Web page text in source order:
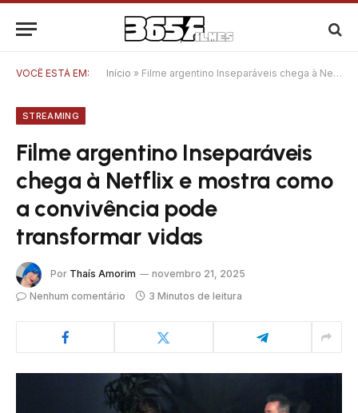
VOCÊ ESTÁ EM: Início » Filme argentino Inseparáveis chega à Netflix e mostra como a convivência pode transformar vidas
STREAMING
Filme argentino Inseparáveis
chega à Netflix e mostra como
a convivência pode
transformar vidas
Por Thaís Amorim
novembro 21, 2025
Nenhum comentário
3 Minutos de leitura